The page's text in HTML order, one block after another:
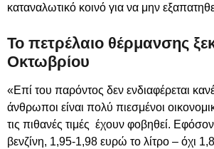
καταναλωτικό κοινό για να μην
Το πετρέλαιο θέρμανσης
Οκτωβρίου
«Επί του παρόντος δεν ενδιαφέρεται
άνθρωποι είναι πολύ πιεσμένοι
τις πιθανές τιμές έχουν φοβηθεί. Εφόσον
βενζίνη, 1,95-1,98 ευρώ το λίτρο – όχι